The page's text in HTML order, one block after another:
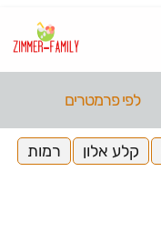
לפי פרמטרים
קלע אלון
רמות